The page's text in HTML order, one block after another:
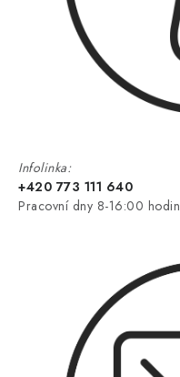
Infolinka:
+420 773 111 640
Pracovní dny 8-16:00 hodin